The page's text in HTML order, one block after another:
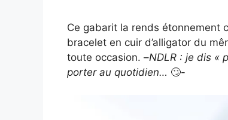
Ce gabarit la rends étonnement
bracelet en cuir d’alligator du
toute occasion. –NDLR : je dis «
porter au quotidien… 🙄-